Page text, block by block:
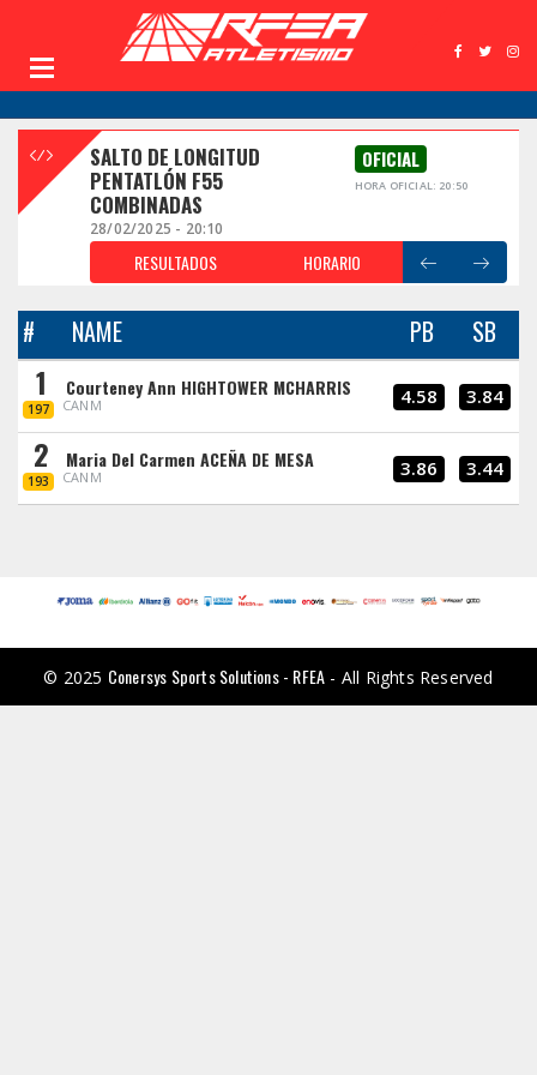
SALTO DE LONGITUD
PENTATLÓN F55
COMBINADAS
OFICIAL
HORA OFICIAL: 20:50
28/02/2025 - 20:10
RESULTADOS HORARIO
# NAME PB SB
1
197
Courteney Ann HIGHTOWER MCHARRIS
CANM 4.58 3.84
2
193
Maria Del Carmen ACEÑA DE MESA
CANM 3.86 3.44
© 2025 Conersys Sports Solutions - RFEA - All Rights Reserved